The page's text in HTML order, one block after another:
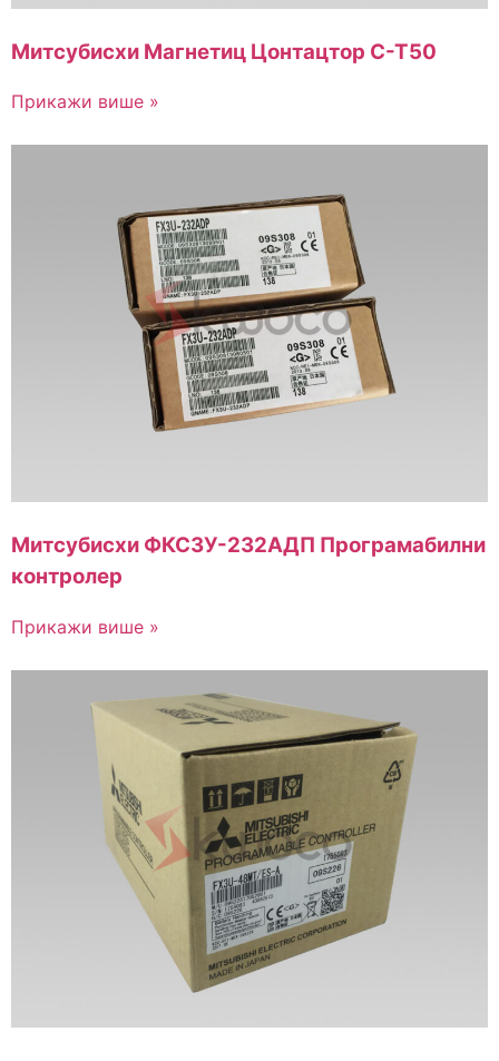
Митсубисхи Магнетиц Цонтацтор С-Т50
Прикажи више »
Митсубисхи ФКС3У-232АДП Програмабилни
контролер
Прикажи више »